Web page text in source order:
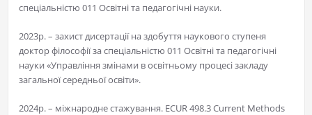
спеціальністю 011 Освітні та педагогічні науки.
2023р. – захист дисертації на здобуття наукового ступеня
доктор філософії за спеціальністю 011 Освітні та педагогічні
науки «Управління змінами в освітньому процесі закладу
загальної середньої освіти».
2024р. – міжнародне стажування. ECUR 498.3 Current Methods